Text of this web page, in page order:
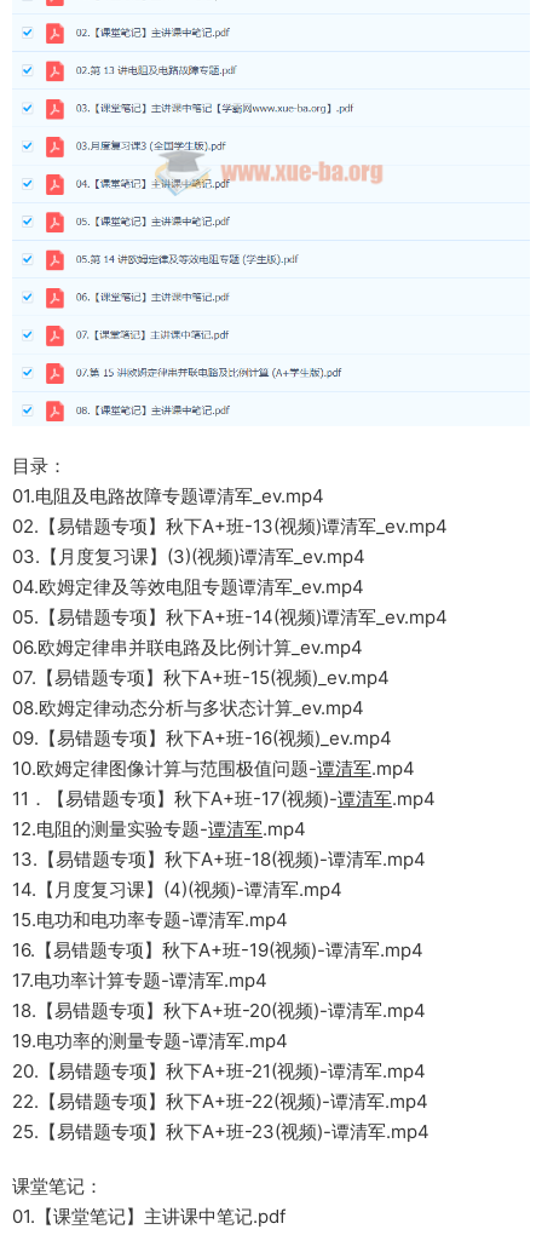
目录：
01.电阻及电路故障专题谭清军_ev.mp4
02.【易错题专项】秋下A+班-13(视频)谭清军_ev.mp4
03.【月度复习课】(3)(视频)谭清军_ev.mp4
04.欧姆定律及等效电阻专题谭清军_ev.mp4
05.【易错题专项】秋下A+班-14(视频)谭清军_ev.mp4
06.欧姆定律串并联电路及比例计算_ev.mp4
07.【易错题专项】秋下A+班-15(视频)_ev.mp4
08.欧姆定律动态分析与多状态计算_ev.mp4
09.【易错题专项】秋下A+班-16(视频)_ev.mp4
10.欧姆定律图像计算与范围极值问题-谭清军.mp4
11．【易错题专项】秋下A+班-17(视频)-谭清军.mp4
12.电阻的测量实验专题-谭清军.mp4
13.【易错题专项】秋下A+班-18(视频)-谭清军.mp4
14.【月度复习课】(4)(视频)-谭清军.mp4
15.电功和电功率专题-谭清军.mp4
16.【易错题专项】秋下A+班-19(视频)-谭清军.mp4
17.电功率计算专题-谭清军.mp4
18.【易错题专项】秋下A+班-20(视频)-谭清军.mp4
19.电功率的测量专题-谭清军.mp4
20.【易错题专项】秋下A+班-21(视频)-谭清军.mp4
22.【易错题专项】秋下A+班-22(视频)-谭清军.mp4
25.【易错题专项】秋下A+班-23(视频)-谭清军.mp4
课堂笔记：
01.【课堂笔记】主讲课中笔记.pdf